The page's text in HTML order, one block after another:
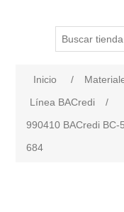
Inicio /
Línea BACredi
/
990410 BACredi
684